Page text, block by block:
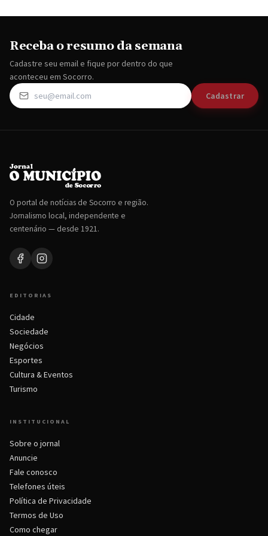
Receba o resumo da semana
Cadastre seu email e fique por dentro do que
aconteceu em Socorro.
Cadastrar
O portal de notícias de Socorro e região.
Jornalismo local, independente e
centenário — desde 1921.
EDITORIAS
Cidade
Sociedade
Negócios
Esportes
Cultura & Eventos
Turismo
INSTITUCIONAL
Sobre o jornal
Anuncie
Fale conosco
Telefones úteis
Política de Privacidade
Termos de Uso
Como chegar